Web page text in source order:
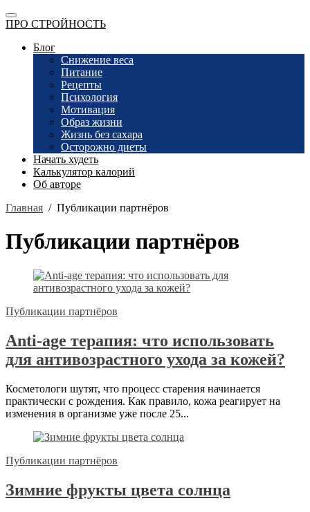
ПРО СТРОЙНОСТЬ
Блог
Снижение веса
Питание
Рецепты
Психология
Мотивация
Образ жизни
Жизнь без сахара
Осторожно диеты
Начать худеть
Калькулятор калорий
Об авторе
Главная / Публикации партнёров
Публикации партнёров
Публикации партнёров
Anti-age терапия: что использовать
для антивозрастного ухода за кожей?
Косметологи шутят, что процесс старения начинается
практически с рождения. Как правило, кожа реагирует на
изменения в организме уже после 25...
Публикации партнёров
Зимние фрукты цвета солнца